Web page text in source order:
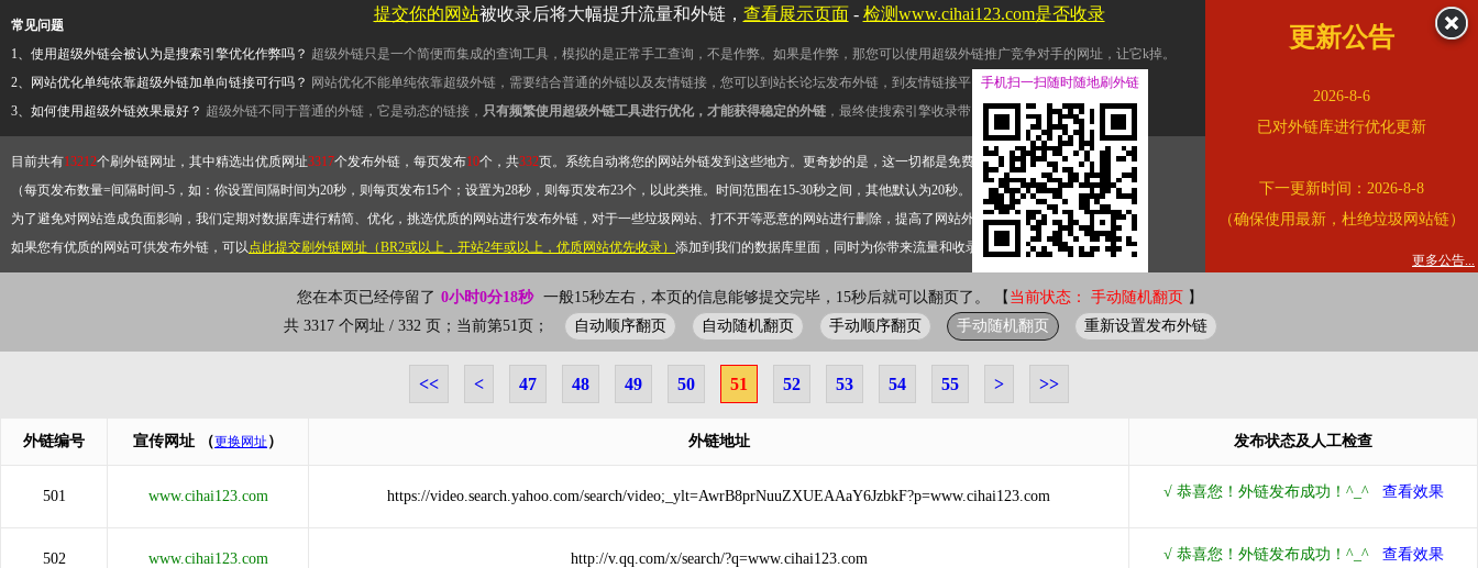
常见问题
1、使用超级外链会被认为是搜索引擎优化作弊吗？ 超级外链只是一个简便而集成的查询工具，模拟的是正常手工查询，不是作弊。如果是作弊，那您可以使用超级外链推广竞争对手的网址，让它k掉。
2、网站优化单纯依靠超级外链加单向链接可行吗？ 网站优化不能单纯依靠超级外链，需要结合普通的外链以及友情链接，您可以到站长论坛发布外链，到友情链接平台交换友情链接。
3、如何使用超级外链效果最好？ 超级外链不同于普通的外链，它是动态的链接， 只有频繁使用超级外链工具进行优化，才能获得稳定的外链 ，最终使搜索引擎收录带网址的查询页面。
目前共有13212个刷外链网址，其中精选出优质网址3317个发布外链，每页发布10个，共332页。系统自动将您的网站外链发到这些地方。更奇妙的是，这一切都是免费的。
（每页发布数量=间隔时间-5，如：你设置间隔时间为20秒，则每页发布15个；设置为28秒，则每页发布23个，以此类推。时间范围在15-30秒之间，其他默认为20秒。）
为了避免对网站造成负面影响，我们定期对数据库进行精简、优化，挑选优质的网站进行发布外链，对于一些垃圾网站、打不开等恶意的网站进行删除，提高了网站外链的质量。
如果您有优质的网站可供发布外链，可以点此提交刷外链网址（BR2或以上，开站2年或以上，优质网站优先收录） 添加到我们的数据库里面，同时为你带来流量和收录。 错误外链纠正
您在本页已经停留了 0小时0分18秒 一般15秒左右，本页的信息能够提交完毕，15秒后就可以翻页了。 【 当前状态： 手动随机翻页 】
共 3317 个网址 / 332 页；当前第51页；
自动顺序翻页 自动随机翻页 手动顺序翻页 手动随机翻页 重新设置发布外链
<< < 47 48 49 50 51 52 53 54 55 > >>
外链编号 宣传网址 （更换网址 ） 外链地址 发布状态及人工检查
501 www.cihai123.com https://video.search.yahoo.com/search/video;_ylt=AwrB8prNuuZXUEAAaY6JzbkF?p=www.cihai123.com
502 www.cihai123.com http://v.qq.com/x/search/?q=www.cihai123.com
提交你的网站被收录后将大幅提升流量和外链， 查看展示页面- 检测www.cihai123.com是否收录
更新公告
2026-8-6
已对外链库进行优化更新
下一更新时间：2026-8-8
（确保使用最新，杜绝垃圾网站链）
更多公告...
手机扫一扫随时随地刷外链